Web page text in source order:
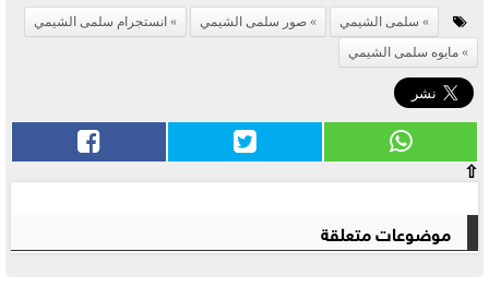
سلمى الشيمي صور سلمى الشيمي
انستجرام سلمى الشيمي
مايوه سلمى الشيمي
⇧
موضوعات متعلقة